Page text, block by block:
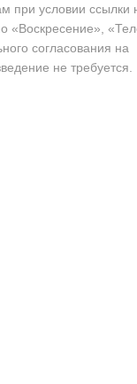
при условии ссылки
«Воскресение»,
согласования на
не требуется.